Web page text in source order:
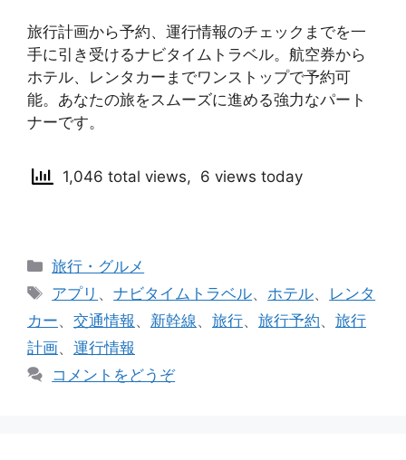
旅行計画から予約、運行情報のチェックまでを一
手に引き受けるナビタイムトラベル。航空券から
ホテル、レンタカーまでワンストップで予約可
能。あなたの旅をスムーズに進める強力なパート
ナーです。
1,046 total views, 6 views today
カ
テ
リ
ー
旅行・グルメ
タ
アプリ 、ナビタイムトラベル、ホテル、 レンタ
カー、 交通情報 、 新幹線、 旅行、 旅行予約、 旅行
計画、 運行情報
コメントをどうぞ